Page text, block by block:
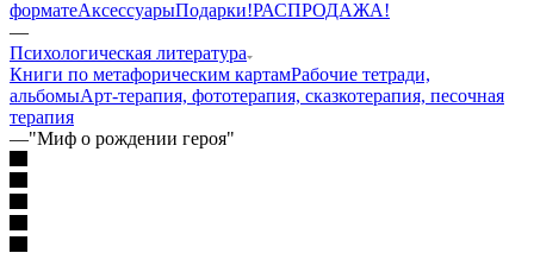
форматеАксессуарыПодарки!РАСПРОДАЖА!
—
Психологическая литература
Книги по метафорическим картамРабочие тетради,
альбомыАрт-терапия, фототерапия, сказкотерапия, песочная
терапия
—"Миф о рождении героя"